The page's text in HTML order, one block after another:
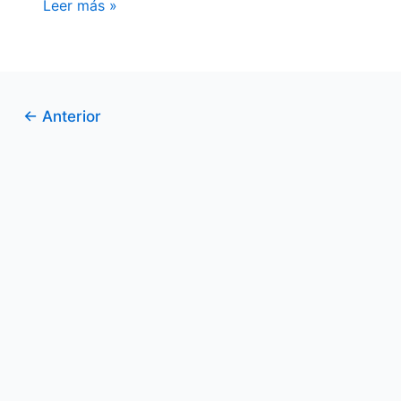
AIRES
Leer más »
← Anterior